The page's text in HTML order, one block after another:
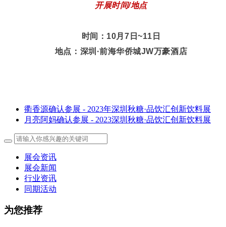
开展时间/地点
时间：10月7日~11日
地点：深圳·前海华侨城JW万豪酒店
衢香源确认参展 - 2023年深圳秋糖·品饮汇创新饮料展
月亮阿妈确认参展 - 2023深圳秋糖·品饮汇创新饮料展
展会资讯
展会新闻
行业资讯
同期活动
为您推荐